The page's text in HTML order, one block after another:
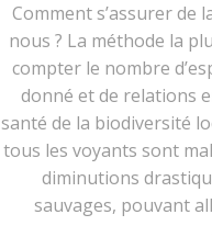
Comment s’assurer de
nous ? La méthode la
compter le nombre
donné et de relations
santé de la biodiversité
tous les voyants sont
diminutions
sauvages, pouvant